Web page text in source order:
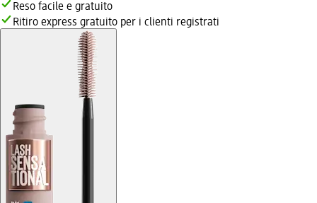
Reso facile e gratuito
Ritiro express gratuito per i clienti registrati